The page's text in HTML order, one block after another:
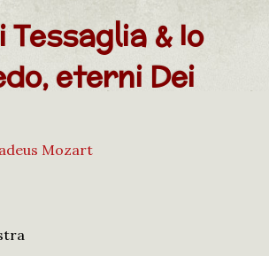
Tessaglia & Io
eterni Dei
Mozart